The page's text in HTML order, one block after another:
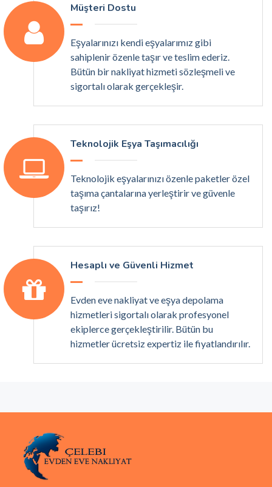
Müşteri Dostu
Eşyalarınızı kendi eşyalarımız gibi
sahiplenir özenle taşır ve teslim ederiz.
Bütün bir nakliyat hizmeti sözleşmeli ve
sigortalı olarak gerçekleşir.
Teknolojik Eşya Taşımacılığı
Teknolojik eşyalarınızı özenle paketler özel
taşıma çantalarına yerleştirir ve güvenle
taşırız!
Hesaplı ve Güvenli Hizmet
Evden eve nakliyat ve eşya depolama
hizmetleri sigortalı olarak profesyonel
ekiplerce gerçekleştirilir. Bütün bu
hizmetler ücretsiz expertiz ile fiyatlandırılır.